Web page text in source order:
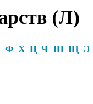
(Л)
Ф Х Ц Ч Ш Щ Э